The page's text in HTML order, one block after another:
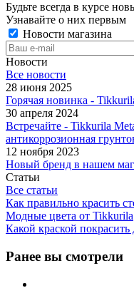
Будьте всегда в курсе
Узнавайте о них первым
Новости магазина
Новости
Все новости
28 июня 2025
Горячая новинка -
30 апреля 2024
Встречайте - Tikkurila
антикоррозионная
12 ноября 2023
Новый бренд в нашем
Статьи
Все статьи
Как правильно красить
Модные цвета от Tikkurila
Какой краской
Ранее вы смотрели